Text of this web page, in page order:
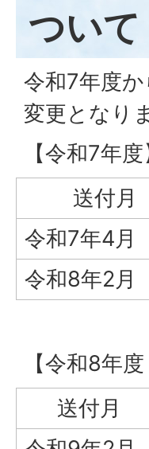
ついて
令和7年度
変更となり
【令和7年度
送付月
令和7年4月
令和8年2月
【令和8年度
送付月